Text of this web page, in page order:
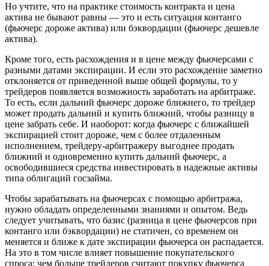
Но учтите, что на практике стоимость контракта и цена
актива не бывают равны — это и есть ситуация контанго
(фьючерс дороже актива) или бэквордации (фьючерс дешевле
актива).
Кроме того, есть расхождения и в цене между фьючерсами с
разными датами экспирации. И если это расхождение заметно
отклоняется от приведенной выше общей формулы, то у
трейдеров появляется возможность заработать на арбитраже.
То есть, если дальний фьючерс дороже ближнего, то трейдер
может продать дальний и купить ближний, чтобы разницу в
цене забрать себе. И наоборот: когда фьючерс с ближайшей
экспирацией стоит дороже, чем с более отдаленным
исполнением, трейдеру-арбитражеру выгоднее продать
ближний и одновременно купить дальний фьючерс, а
освободившиеся средства инвестировать в надежные активы
типа облигаций госзайма.
Чтобы зарабатывать на фьючерсах с помощью арбитража,
нужно обладать определенными знаниями и опытом. Ведь
следует учитывать, что базис (разница в цене фьючерсов при
контанго или бэквордации) не статичен, со временем он
меняется и ближе к дате экспирации фьючерса он распадается.
На это в том числе влияет повышение покупательского
спроса: чем больше трейдеров считают покупку фьючерса